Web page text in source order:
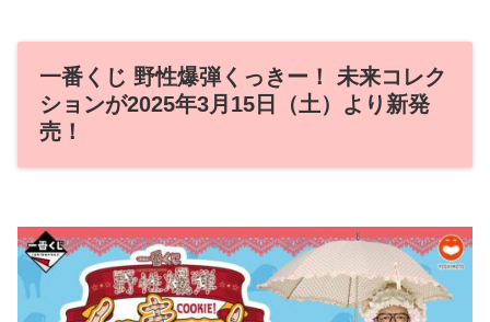
一番くじ 野性爆弾くっきー！ 未来コレク
ションが2025年3月15日（土）より新発
売！